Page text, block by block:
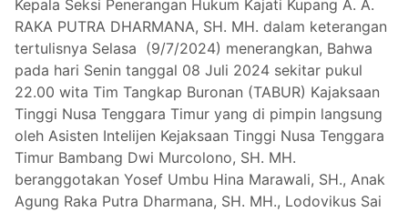
Kepala Seksi Penerangan Hukum Kajati Kupang A. A.
RAKA PUTRA DHARMANA, SH. MH. dalam keterangan
tertulisnya Selasa (9/7/2024) menerangkan, Bahwa
pada hari Senin tanggal 08 Juli 2024 sekitar pukul
22.00 wita Tim Tangkap Buronan (TABUR) Kajaksaan
Tinggi Nusa Tenggara Timur yang di pimpin langsung
oleh Asisten Intelijen Kejaksaan Tinggi Nusa Tenggara
Timur Bambang Dwi Murcolono, SH. MH.
beranggotakan Yosef Umbu Hina Marawali, SH., Anak
Agung Raka Putra Dharmana, SH. MH., Lodovikus Sai